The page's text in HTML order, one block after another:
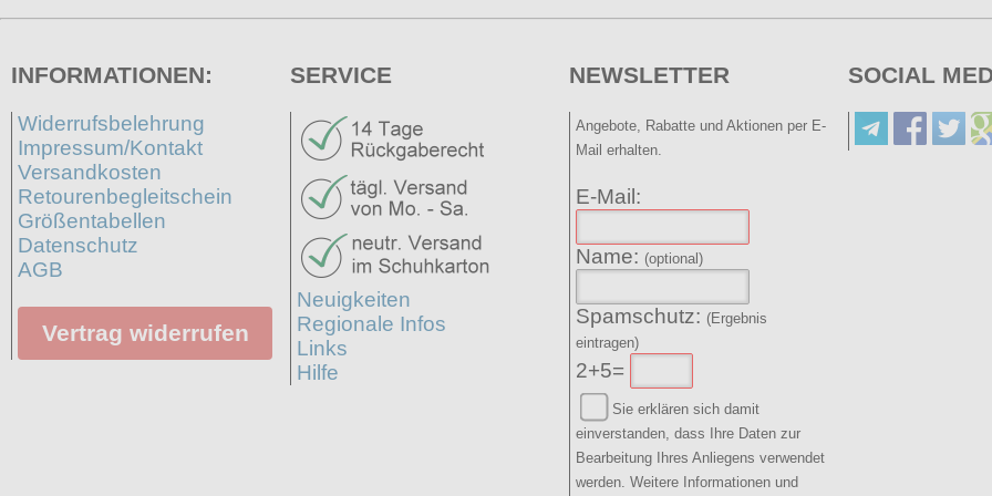
INFORMATIONEN:
Widerrufsbelehrung
Impressum/Kontakt
Versandkosten
Retourenbegleitschein
Größentabellen
Datenschutz
AGB
Vertrag widerrufen
SERVICE
Neuigkeiten
Regionale Infos
Links
Hilfe
NEWSLETTER
Angebote, Rabatte und Aktionen per E-
Mail erhalten.
E-Mail:
Name: (optional)
Spamschutz: (Ergebnis
eintragen)
2+5=
Sie erklären sich damit
einverstanden, dass Ihre Daten zur
Bearbeitung Ihres Anliegens verwendet
werden. Weitere Informationen und
SOCIAL